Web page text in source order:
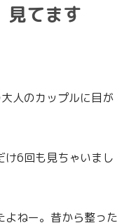
見てます
人のカップルに目が
け6回も見ちゃいまし
よねー。昔から整った